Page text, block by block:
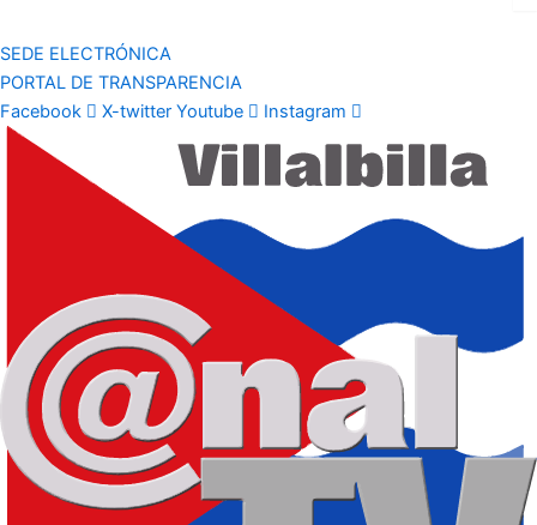
SEDE ELECTRÓNICA
PORTAL DE TRANSPARENCIA
Facebook
X-twitter Youtube Instagram